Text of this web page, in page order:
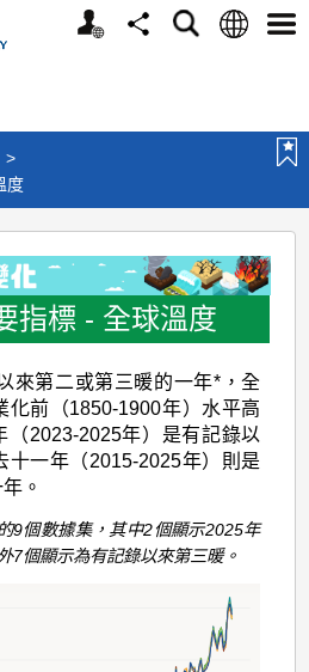
個
分
搜
語
選
>
度
指標 - 全球溫度
來第二或第三暖的一年*，全
化前（1850-1900年）水平高
2023-2025年）是有記錄以
十一年（2015-2025年）則是
。
9個數據集，其中2個顯示2025年
7個顯示為有記錄以來第三暖。